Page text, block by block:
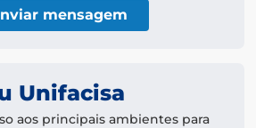
mensagem
Unifacisa
aos principais ambientes para